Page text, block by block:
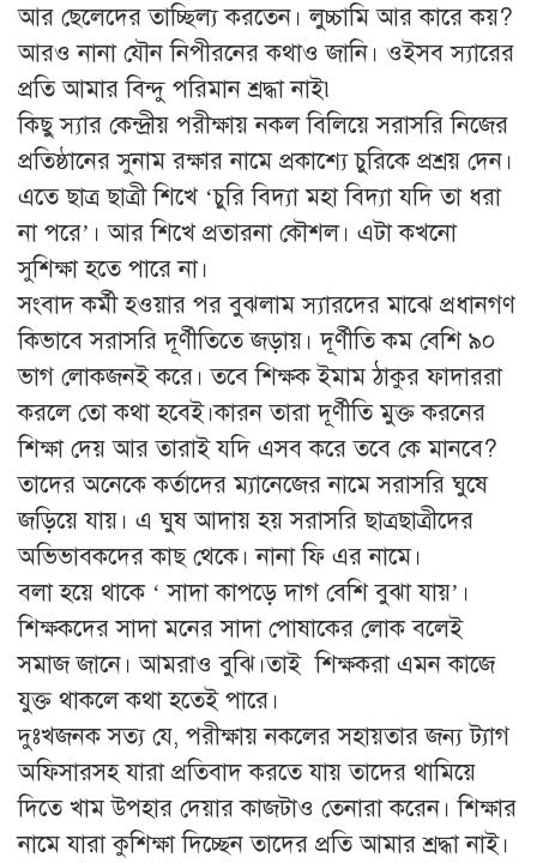
আর ছেলেদের তাচ্ছিল্য করতেন। লুচ্চামি আর কারে কয়?
আরও নানা যৌন নিপীরনের কথাও জানি। ওইসব স্যারের
প্রতি আমার বিন্দু পরিমান শ্রদ্ধা নাই৷
কিছু স্যার কেন্দ্রীয় পরীক্ষায় নকল বিলিয়ে সরাসরি নিজের
প্রতিষ্ঠানের সুনাম রক্ষার নামে প্রকাশ্যে চুরিকে প্রশ্রয় দেন।
এতে ছাত্র ছাত্রী শিখে ‘চুরি বিদ্যা মহা বিদ্যা যদি তা ধরা
না পরে’। আর শিখে প্রতারনা কৌশল। এটা কখনো
সুশিক্ষা হতে পারে না।
সংবাদ কর্মী হওয়ার পর বুঝলাম স্যারদের মাঝে প্রধানগণ
কিভাবে সরাসরি দূর্ণীতিতে জড়ায়। দূর্ণীতি কম বেশি ৯০
ভাগ লোকজনই করে। তবে শিক্ষক ইমাম ঠাকুর ফাদাররা
করলে তো কথা হবেই।কারন তারা দূর্ণীতি মুক্ত করনের
শিক্ষা দেয় আর তারাই যদি এসব করে তবে কে মানবে?
তাদের অনেকে কর্তাদের ম্যানেজের নামে সরাসরি ঘুষে
জড়িয়ে যায়। এ ঘুষ আদায় হয় সরাসরি ছাত্রছাত্রীদের
অভিভাবকদের কাছ থেকে। নানা ফি এর নামে।
বলা হয়ে থাকে ‘ সাদা কাপড়ে দাগ বেশি বুঝা যায়’।
শিক্ষকদের সাদা মনের সাদা পোষাকের লোক বলেই
সমাজ জানে। আমরাও বুঝি।তাই শিক্ষকরা এমন কাজে
যুক্ত থাকলে কথা হতেই পারে।
দুঃখজনক সত্য যে, পরীক্ষায় নকলের সহায়তার জন্য ট্যাগ
অফিসারসহ যারা প্রতিবাদ করতে যায় তাদের থামিয়ে
দিতে খাম উপহার দেয়ার কাজটাও তেনারা করেন। শিক্ষার
নামে যারা কুশিক্ষা দিচ্ছেন তাদের প্রতি আমার শ্রদ্ধা নাই।